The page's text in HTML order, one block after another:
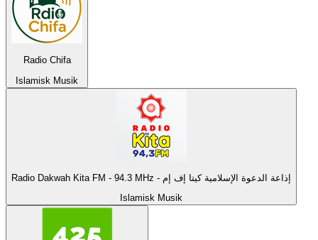
Radio Chifa
Islamisk Musik
Radio Dakwah Kita FM - 94.3 MHz - إذاعة الدعوة الإسلامية كيتا إف إم
Islamisk Musik